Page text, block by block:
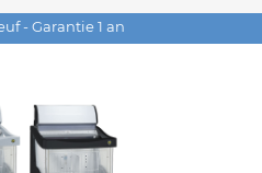
- Garantie 1 an